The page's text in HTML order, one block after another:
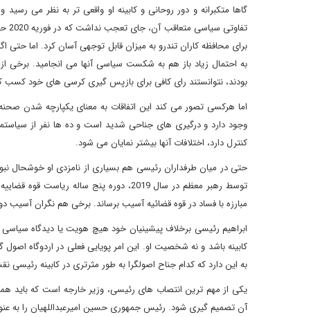
گاها متکبرانه و دور روحانی و کابینه او واقعی تر به نظر می
برای محافظه کاران تندرو به میزان قابل توجهی آسان کرد. اما
به احتمال زیاد باز هم به شکست سیاسی آنها می انجامید. برخی
بودند، نتوانستند رای کافی برای بازپس گیری کرسی های خود کسب
اما هرکسی تصور می کند این اتفاقات به معنای یکپارچه شدن
وجود دارد و درگیری های جناحی شدید است و ده ها نفر از
کنترل دارد، اختلافات آنها بیشتر نمایان می شود.
حتی در میان طرفداران رئیسی هم بسیاری از نامزدی او خوشحال
توسط رهبر معظم در سال 2019، دوره پنج
مبارزه با فساد در قوه قضائیه آسیب برساند. برخی هم نگران
ابراهیم رئیسی برخلاف پیشینیان خود هیچ هویت یا دیدگاه سیاسی
کابینه باشد و نه شخصیت او. این امر پویایی فعلی در اردوگاه اصول
به این دارد که کدام جناح اصولگرا به طور مثرتری در کابینه رئیسی
یکی از مهم ترین انتصاب های رئیسی، وزیر خارجه است که باید
آن تصمیم گیری شود. رئیس جمهوری حسین امیرعبداللهیان را به